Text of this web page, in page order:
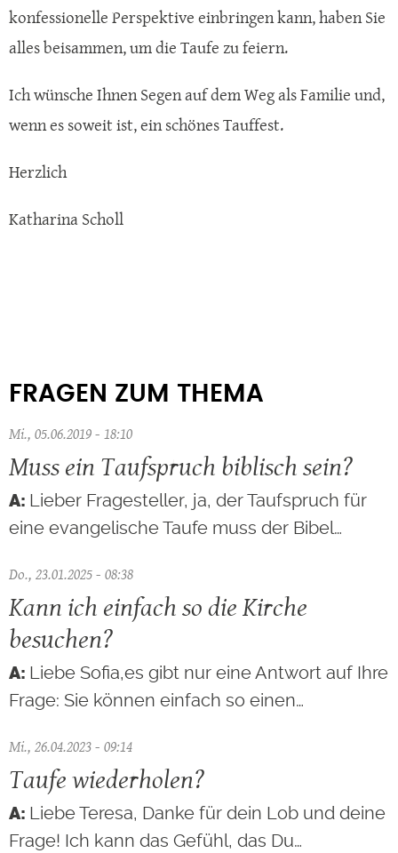
konfessionelle Perspektive einbringen kann, haben Sie
alles beisammen, um die Taufe zu feiern.
Ich wünsche Ihnen Segen auf dem Weg als Familie und,
wenn es soweit ist, ein schönes Tauffest.
Herzlich
Katharina Scholl
FRAGEN ZUM THEMA
Mi., 05.06.2019 - 18:10
Muss ein Taufspruch biblisch sein?
Lieber Fragesteller, ja, der Taufspruch für
eine evangelische Taufe muss der Bibel…
Do., 23.01.2025 - 08:38
Kann ich einfach so die Kirche
besuchen?
Liebe Sofia,es gibt nur eine Antwort auf Ihre
Frage: Sie können einfach so einen…
Mi., 26.04.2023 - 09:14
Taufe wiederholen?
Liebe Teresa, Danke für dein Lob und deine
Frage! Ich kann das Gefühl, das Du…